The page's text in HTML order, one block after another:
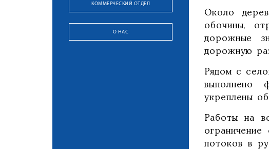
КОММЕРЧЕСКИЙ ОТДЕЛ
О НАС
Около
обочины,
дорожные
дорожную
Рядом с
выполнено
укреплены
Работы на
потоков в